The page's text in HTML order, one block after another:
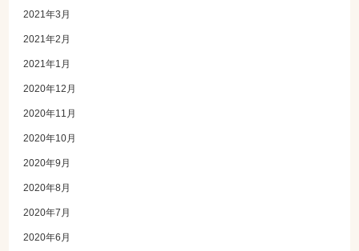
2021年3月
2021年2月
2021年1月
2020年12月
2020年11月
2020年10月
2020年9月
2020年8月
2020年7月
2020年6月